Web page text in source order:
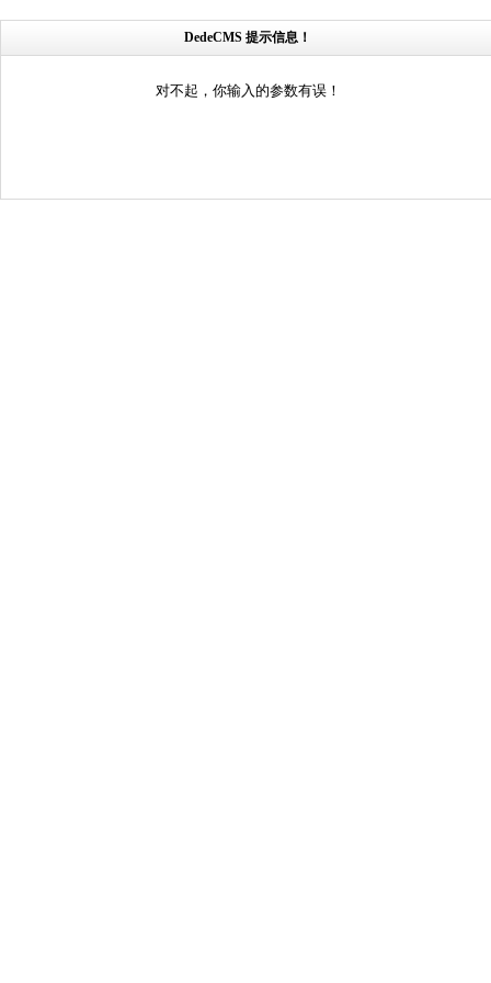
DedeCMS 提示信息！
对不起，你输入的参数有误！